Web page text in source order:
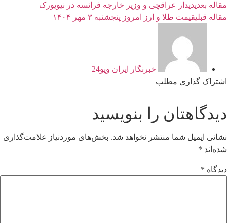
مقاله بعدیدیدار عراقچی و وزیر خارجه فرانسه در نیویورک
مقاله قبلیقیمت طلا و ارز امروز پنجشنبه ۳ مهر ۱۴۰۴
خبرنگار ایران ویو24
اشتراک گذاری مطلب
دیدگاهتان را بنویسید
نشانی ایمیل شما منتشر نخواهد شد. بخش‌های موردنیاز علامت‌گذاری
شده‌اند *
دیدگاه *